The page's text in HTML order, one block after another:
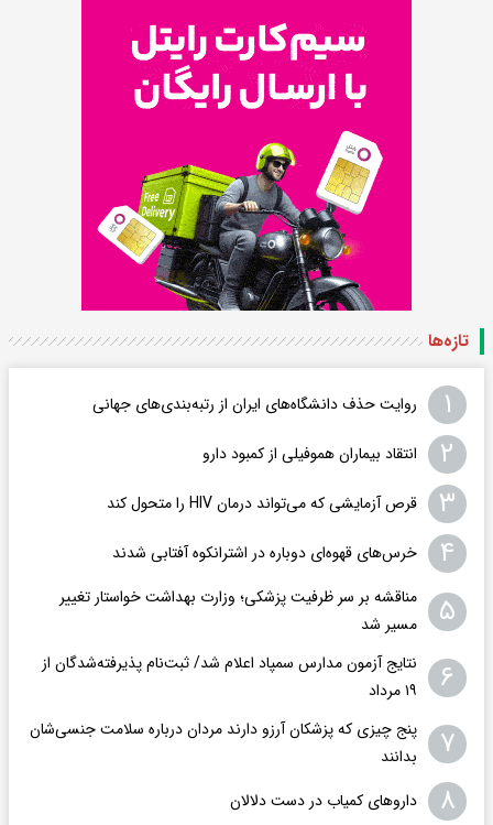
تازه‌ها
۱ روایت حذف دانشگاه‌های ایران از رتبه‌بندی‌های جهانی
۲ انتقاد بیماران هموفیلی از کمبود دارو
۳ قرص آزمایشی که می‌تواند درمان HIV را متحول کند
۴ خرس‌های قهوه‌ای دوباره در اشترانکوه آفتابی شدند
۵
مناقشه بر سر ظرفیت پزشکی؛ وزارت بهداشت خواستار تغییر
مسیر شد
۶
نتایج آزمون مدارس سمپاد اعلام شد/ ثبت‌نام پذیرفته‌شدگان از
۱۹ مرداد
۷
پنج چیزی که پزشکان آرزو دارند مردان درباره سلامت جنسی‌شان
بدانند
۸ داروهای کمیاب در دست دلالان